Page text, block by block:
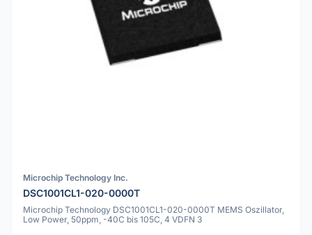
Microchip Technology Inc.
DSC1001CL1-020-0000T
Microchip Technology DSC1001CL1-020-0000T MEMS Oszillator,
Low Power, 50ppm, -40C bis 105C, 4 VDFN 3